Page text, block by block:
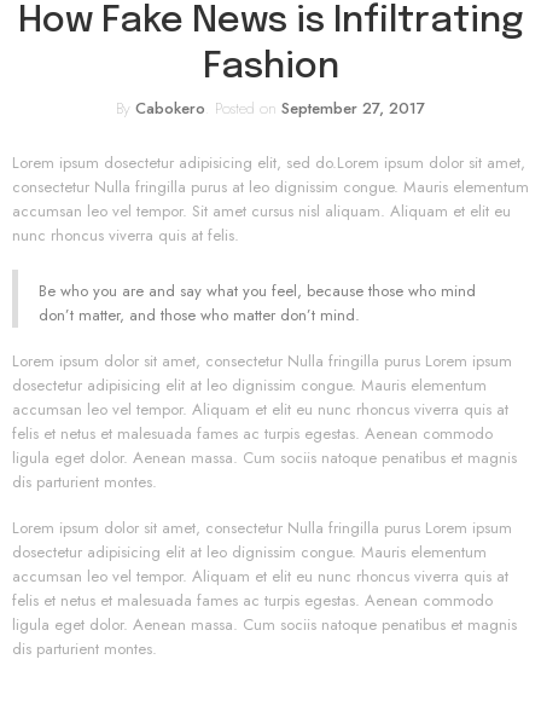
How Fake News is Infiltrating
Fashion
By Cabokero Posted on September 27, 2017
Lorem ipsum dosectetur adipisicing elit, sed do.Lorem ipsum dolor sit amet,
consectetur Nulla fringilla purus at leo dignissim congue. Mauris elementum
accumsan leo vel tempor. Sit amet cursus nisl aliquam. Aliquam et elit eu
nunc rhoncus viverra quis at felis.
Be who you are and say what you feel, because those who mind
don’t matter, and those who matter don’t mind.
Lorem ipsum dolor sit amet, consectetur Nulla fringilla purus Lorem ipsum
dosectetur adipisicing elit at leo dignissim congue. Mauris elementum
accumsan leo vel tempor. Aliquam et elit eu nunc rhoncus viverra quis at
felis et netus et malesuada fames ac turpis egestas. Aenean commodo
ligula eget dolor. Aenean massa. Cum sociis natoque penatibus et magnis
dis parturient montes.
Lorem ipsum dolor sit amet, consectetur Nulla fringilla purus Lorem ipsum
dosectetur adipisicing elit at leo dignissim congue. Mauris elementum
accumsan leo vel tempor. Aliquam et elit eu nunc rhoncus viverra quis at
felis et netus et malesuada fames ac turpis egestas. Aenean commodo
ligula eget dolor. Aenean massa. Cum sociis natoque penatibus et magnis
dis parturient montes.